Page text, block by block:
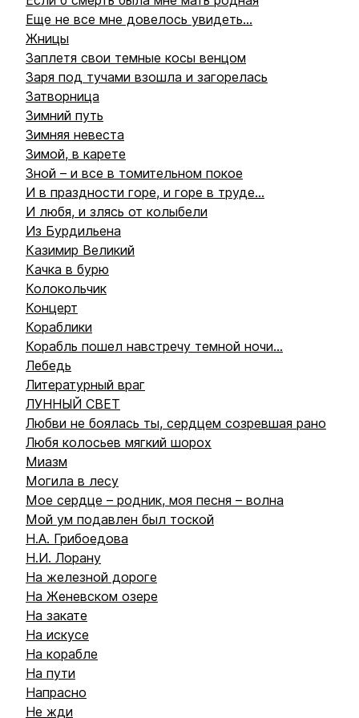
Еще не все мне довелось увидеть...
Жницы
Заплетя свои темные косы венцом
Заря под тучами взошла и загорелась
Затворница
Зимний путь
Зимняя невеста
Зимой, в карете
Зной – и все в томительном покое
И в праздности горе, и горе в труде...
И любя, и злясь от колыбели
Из Бурдильена
Казимир Великий
Качка в бурю
Колокольчик
Концерт
Кораблики
Корабль пошел навстречу темной ночи...
Лебедь
Литературный враг
ЛУННЫЙ СВЕТ
Любви не боялась ты, сердцем созревшая рано
Любя колосьев мягкий шорох
Миазм
Могила в лесу
Мое сердце – родник, моя песня – волна
Мой ум подавлен был тоской
Н.А. Грибоедова
Н.И. Лорану
На железной дороге
На Женевском озере
На закате
На искусе
На корабле
На пути
Напрасно
Не жди